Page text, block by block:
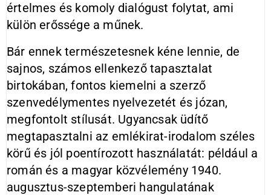
értelmes és komoly dialógust folytat, ami
külön erőssége a műnek.
Bár ennek természetesnek kéne lennie, de
sajnos, számos ellenkező tapasztalat
birtokában, fontos kiemelni a szerző
szenvedélymentes nyelvezetét és józan,
megfontolt stílusát. Ugyancsak üdítő
megtapasztalni az emlékirat-irodalom széles
körű és jól poentírozott használatát: például a
román és a magyar közvélemény 1940.
augusztus-szeptemberi hangulatának